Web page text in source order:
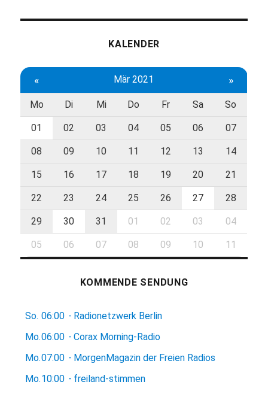
KALENDER
« Mär 2021 »
Mo Di Mi Do Fr Sa So
01 02 03 04 05 06 07
08 09 10 11 12 13 14
15 16 17 18 19 20 21
22 23 24 25 26 27 28
29 30 31 01 02 03 04
05 06 07 08 09 10 11
KOMMENDE SENDUNG
So. 06:00 - Radionetzwerk Berlin
Mo.06:00 - Corax Morning-Radio
Mo.07:00 - MorgenMagazin der Freien Radios
Mo.10:00 - freiland-stimmen